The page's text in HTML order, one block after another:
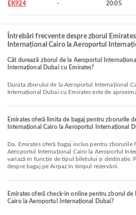
EK924 - 20:05
Întrebări frecvente despre zborul
Internațional Cairo la Aeroportul
Cât durează zborul de la Aeroportul
Internațional Dubai cu Emirates?
Durata zborului de la Aeroportul Internațional Cairo la Aeroportul
Internațional Dubai cu Emirates este de
Emirates oferă limita de bagaj pentru zborurile
Internațional Cairo la Aeroportul Internațional
Da, Emirates oferă bagaj inclus pentru zborurile Național & Internațional de la
Aeroportul Internațional Cairo la Aeroportul
variază în funcție de tipul biletului și destinație.
despre bagaj pe Airpaz în timpul rezervării.
Emirates oferă check-in online pentru zborul
Cairo la Aeroportul Internațional Dubai?